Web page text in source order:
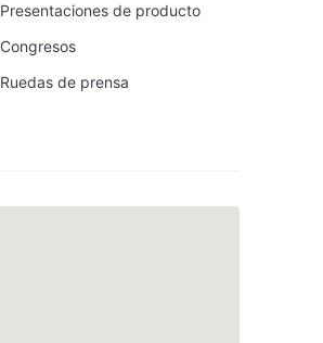
Presentaciones de producto
Congresos
Ruedas de prensa